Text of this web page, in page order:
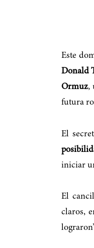
Este
Donald
Ormuz,
futura
El
iniciar
El
claros,